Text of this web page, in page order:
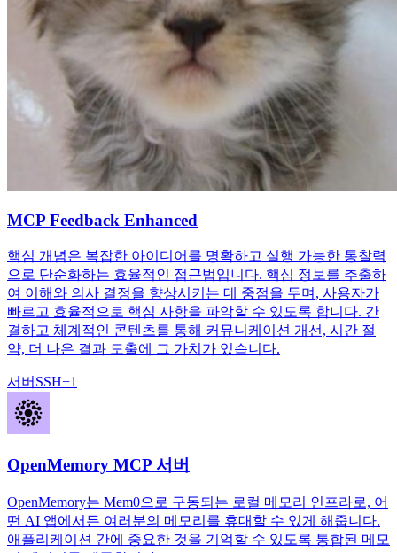
MCP Feedback Enhanced
핵심 개념은 복잡한 아이디어를 명확하고 실행 가능한 통찰력
으로 단순화하는 효율적인 접근법입니다. 핵심 정보를 추출하
여 이해와 의사 결정을 향상시키는 데 중점을 두며, 사용자가
빠르고 효율적으로 핵심 사항을 파악할 수 있도록 합니다. 간
결하고 체계적인 콘텐츠를 통해 커뮤니케이션 개선, 시간 절
약, 더 나은 결과 도출에 그 가치가 있습니다.
서버 SSH+1
OpenMemory MCP 서버
OpenMemory는 Mem0으로 구동되는 로컬 메모리 인프라로, 어
떤 AI 앱에서든 여러분의 메모리를 휴대할 수 있게 해줍니다.
애플리케이션 간에 중요한 것을 기억할 수 있도록 통합된 메모